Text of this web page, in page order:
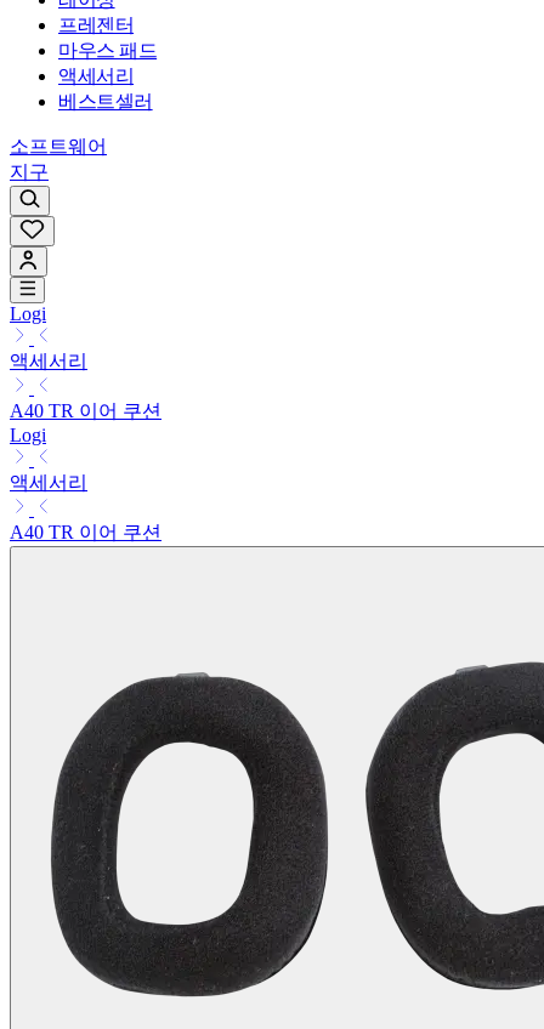
프레젠터
마우스 패드
액세서리
베스트셀러
소프트웨어
지구
Logi
액세서리
A40 TR 이어 쿠션
Logi
액세서리
A40 TR 이어 쿠션